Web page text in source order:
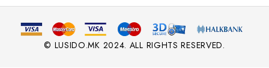
© LUSIDO.MK 2024. ALL RIGHTS RESERVED.